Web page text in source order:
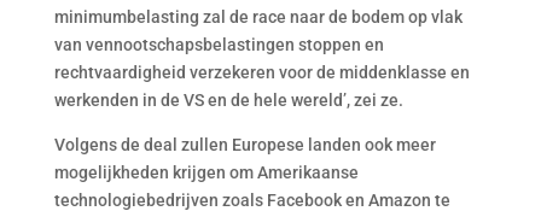
minimumbelasting zal de race naar de bodem op vlak
van vennootschapsbelastingen stoppen en
rechtvaardigheid verzekeren voor de middenklasse en
werkenden in de VS en de hele wereld’, zei ze.
Volgens de deal zullen Europese landen ook meer
mogelijkheden krijgen om Amerikaanse
technologiebedrijven zoals Facebook en Amazon te